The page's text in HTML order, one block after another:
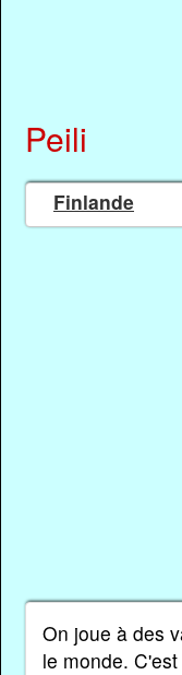
Peili
Finlande
On joue à des
le monde.